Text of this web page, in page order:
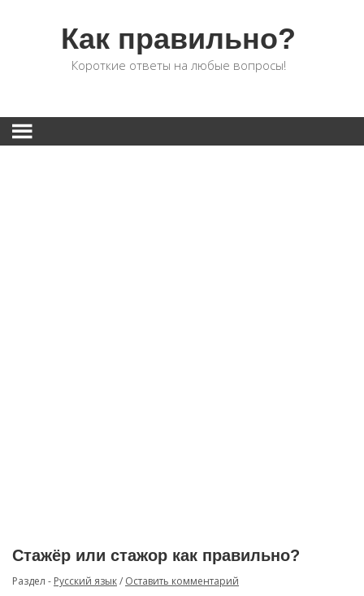
Как правильно?
Короткие ответы на любые вопросы!
Стажёр или стажор как правильно?
Раздел - Русский язык/ Оставить комментарий